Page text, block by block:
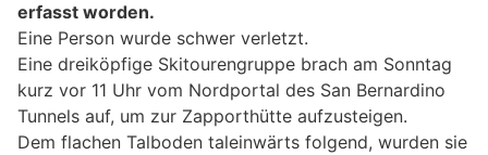
erfasst worden.
Eine Person wurde schwer verletzt.
Eine dreiköpfige Skitourengruppe brach am Sonntag
kurz vor 11 Uhr vom Nordportal des San Bernardino
Tunnels auf, um zur Zapporthütte aufzusteigen.
Dem flachen Talboden taleinwärts folgend, wurden sie